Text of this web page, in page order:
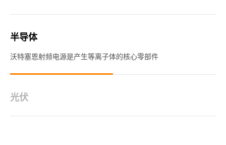
半导体
沃特塞恩射频电源是产生等离子体的核心零部件
光伏